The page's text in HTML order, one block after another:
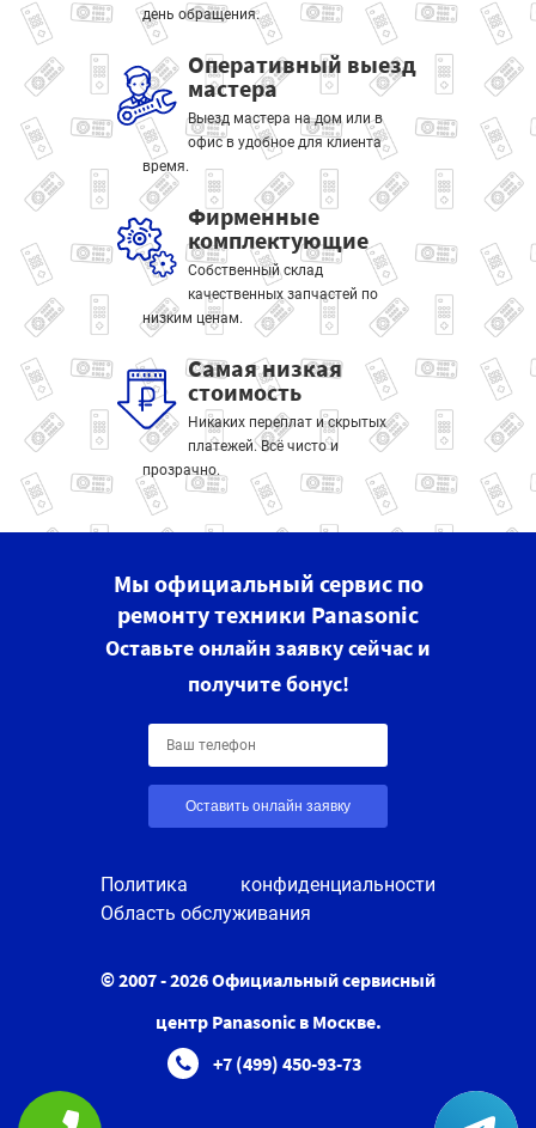
день обращения.
Оперативный выезд
мастера
Выезд мастера на дом или в
офис в удобное для клиента
время.
Фирменные
комплектующие
Собственный склад
качественных запчастей по
низким ценам.
Самая низкая
стоимость
Никаких переплат и скрытых
платежей. Всё чисто и
прозрачно.
Мы официальный сервис по
ремонту техники Panasonic
Оставьте онлайн заявку сейчас и
получите бонус!
Оставить онлайн заявку
Политика конфиденциальности
Область обслуживания
© 2007 - 2026 Официальный сервисный
центр Panasonic в Москве.
+7 (499) 450-93-73